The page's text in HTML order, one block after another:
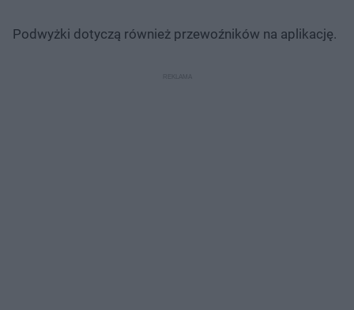
Podwyżki dotyczą również przewoźników na aplikację.